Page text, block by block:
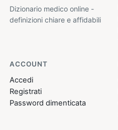
Dizionario medico online -
definizioni chiare e affidabili
ACCOUNT
Accedi
Registrati
Password dimenticata